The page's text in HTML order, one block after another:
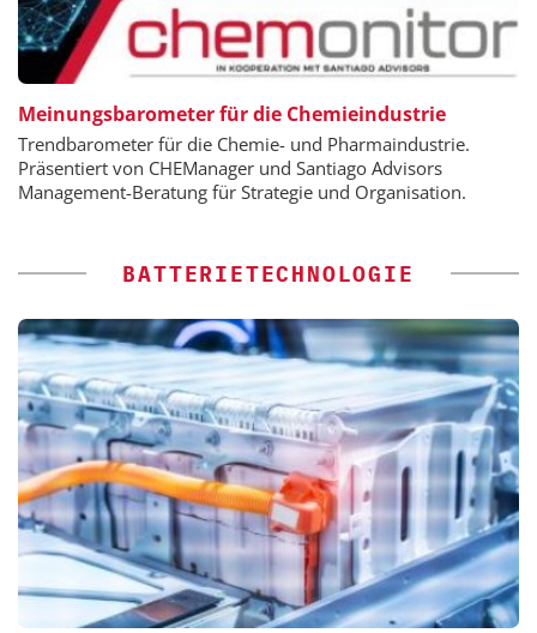
Meinungsbarometer für die Chemieindustrie
Trendbarometer für die Chemie- und Pharmaindustrie.
Präsentiert von CHEManager und Santiago Advisors
Management-Beratung für Strategie und Organisation.
BATTERIETECHNOLOGIE